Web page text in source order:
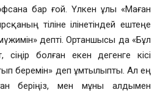
бар ғой. Үлкен ұлы «Маған
тіліне ілінетіндей ештеңе
депті. Ортаншысы да «Бұл
сіңір болған екен дегенге кісі
беремін» деп ұмтылыпты. Ал ең
беріңіз, мен мұны алдымен